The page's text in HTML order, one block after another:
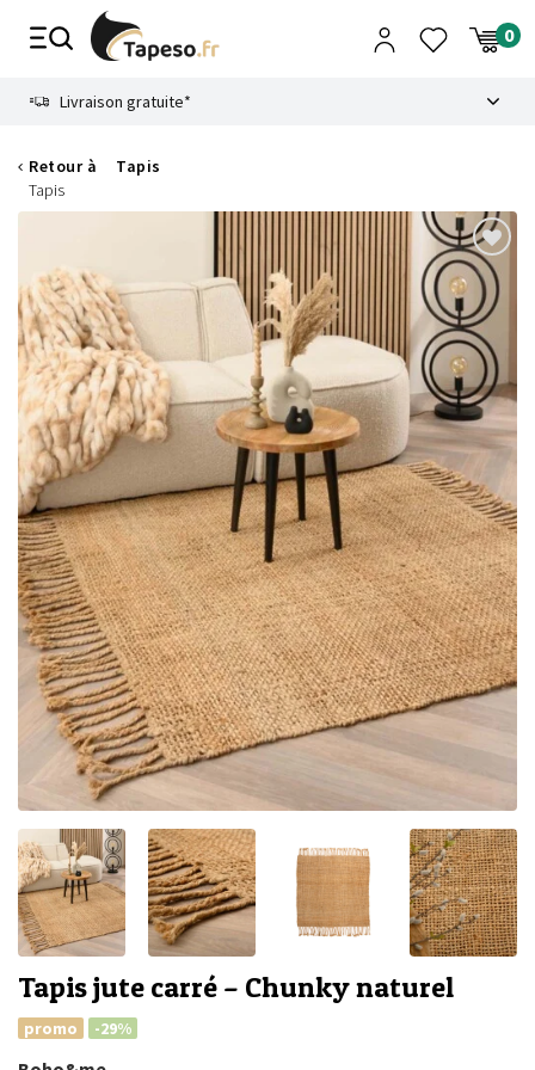
Livraison gratuite*
Retour à
Tapis
Tapis
Tapis jute​ carré – Chunky naturel
promo -29%